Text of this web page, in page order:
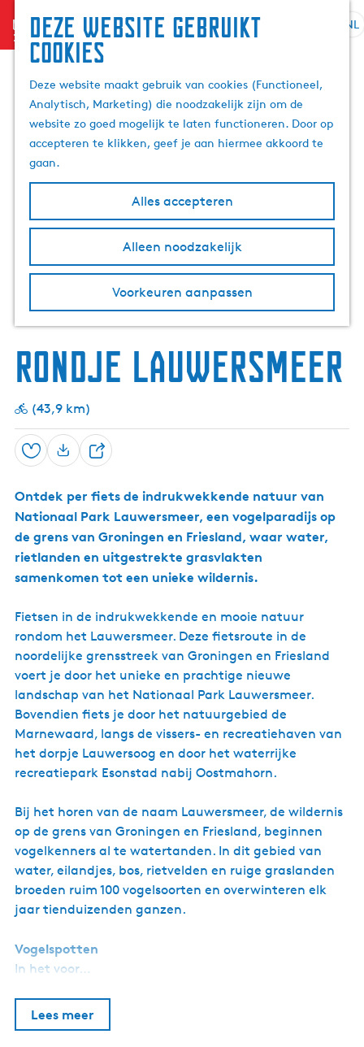
Deze website gebruikt
cookies
Deze website maakt gebruik van cookies (Functioneel,
Analytisch, Marketing) die noodzakelijk zijn om de
website zo goed mogelijk te laten functioneren. Door op
accepteren te klikken, geef je aan hiermee akkoord te
gaan.
Alles accepteren
Alleen noodzakelijk
Voorkeuren aanpassen
menu
G
n
a
a
r
o
e
a
g
e
S
i
NL
Rondje Lauwersmeer
(43,9 km)
Opslaan
D
e
l
Ontdek per fiets de indrukwekkende natuur van
Nationaal Park Lauwersmeer, een vogelparadijs op
de grens van Groningen en Friesland, waar water,
rietlanden en uitgestrekte grasvlakten
samenkomen tot een unieke wildernis.
Fietsen in de indrukwekkende en mooie natuur
rondom het Lauwersmeer. Deze fietsroute in de
noordelijke grensstreek van Groningen en Friesland
voert je door het unieke en prachtige nieuwe
landschap van het Nationaal Park Lauwersmeer.
Bovendien fiets je door het natuurgebied de
Marnewaard, langs de vissers- en recreatiehaven van
het dorpje Lauwersoog en door het waterrijke
recreatiepark Esonstad nabij Oostmahorn.
Bij het horen van de naam Lauwersmeer, de wildernis
op de grens van Groningen en Friesland, beginnen
vogelkenners al te watertanden. In dit gebied van
water, eilandjes, bos, rietvelden en ruige graslanden
broeden ruim 100 vogelsoorten en overwinteren elk
jaar tienduizenden ganzen.
Vogelspotten
In het voor…
Lees meer